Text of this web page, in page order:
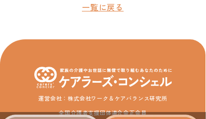
一覧に戻る
運営会社：株式会社ワーク＆ケアバランス研究所
全国介護者支援団体連合会正会員